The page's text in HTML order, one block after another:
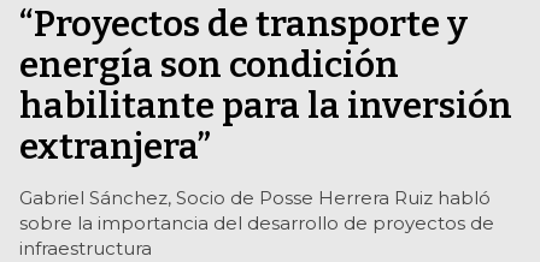
“Proyectos de transporte y
energía son condición
habilitante para la inversión
extranjera”
Gabriel Sánchez, Socio de Posse Herrera Ruiz habló
sobre la importancia del desarrollo de proyectos de
infraestructura